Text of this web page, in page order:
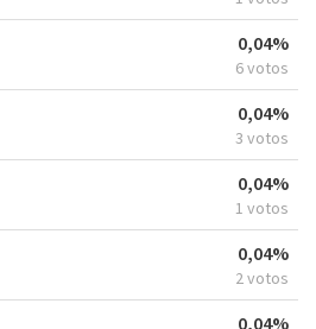
0,04%
6 votos
0,04%
3 votos
0,04%
1 votos
0,04%
2 votos
0,04%